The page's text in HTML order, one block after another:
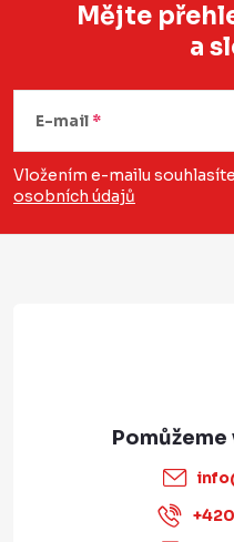
á
a
Mějte
a
E-mail
Vložením e-mailu
osobních údajů
info